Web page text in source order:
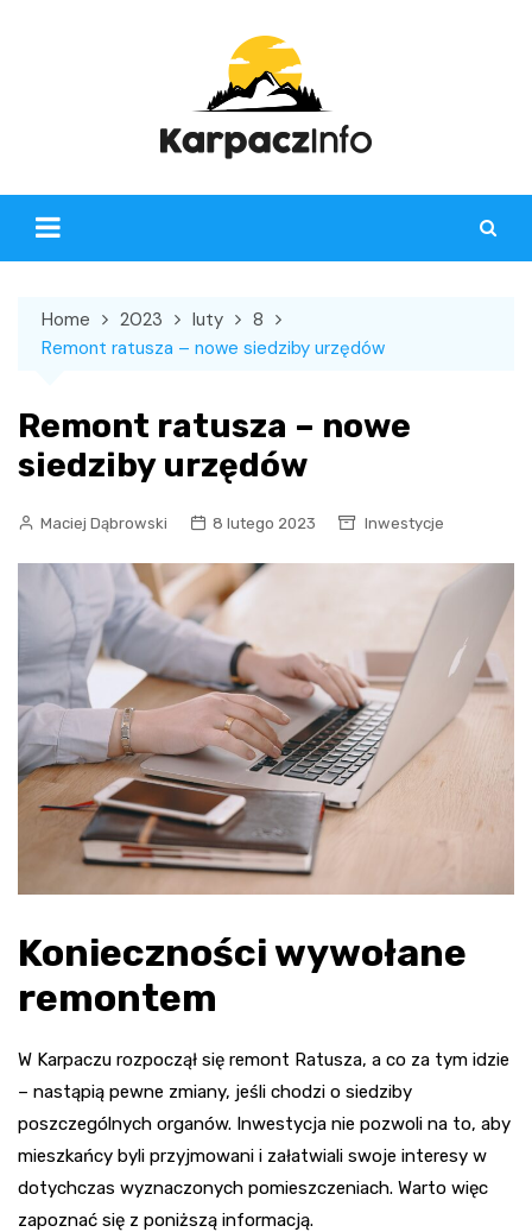
Home 2023 luty
8
Remont ratusza – nowe siedziby urzędów
Remont ratusza – nowe
siedziby urzędów
Maciej Dąbrowski 8 lutego 2023 Inwestycje
Konieczności wywołane
remontem
W Karpaczu rozpoczął się remont Ratusza, a co za tym idzie
– nastąpią pewne zmiany, jeśli chodzi o siedziby
poszczególnych organów. Inwestycja nie pozwoli na to, aby
mieszkańcy byli przyjmowani i załatwiali swoje interesy w
dotychczas wyznaczonych pomieszczeniach. Warto więc
zapoznać się z poniższą informacją.